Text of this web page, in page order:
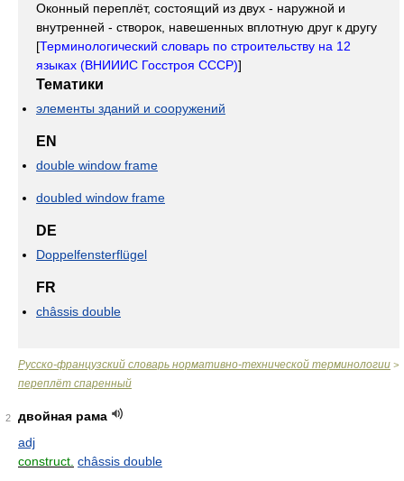
Оконный переплёт, состоящий из двух - наружной и
внутренней - створок, навешенных вплотную друг к другу
[Терминологический словарь по строительству на 12
языках (ВНИИИС Госстроя СССР)]
Тематики
элементы зданий и сооружений
EN
double window frame
doubled window frame
DE
Doppelfensterflügel
FR
châssis double
Русско-французский словарь нормативно-технической терминологии >
переплёт спаренный
2
двойная рама
adj
construct. châssis double